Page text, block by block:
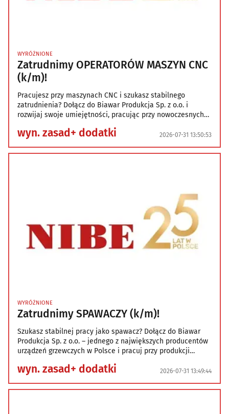
WYRÓŻNIONE
Zatrudnimy OPERATORÓW MASZYN CNC
(k/m)!
Pracujesz przy maszynach CNC i szukasz stabilnego
zatrudnienia? Dołącz do Biawar Produkcja Sp. z o.o. i
rozwijaj swoje umiejętności, pracując przy nowoczesnych
jeśli: -Posiadasz doświadczenie w obsłudze wykrawarek
-Posługujesz się podstawowymi narzędziami pomiarowymi
wyn. zasad+ dodatki 2026-07-31 13:50:53
WYRÓŻNIONE
Zatrudnimy SPAWACZY (k/m)!
Szukasz stabilnej pracy jako spawacz? Dołącz do Biawar
Produkcja Sp. z o.o. – jednego z największych producentów
urządzeń grzewczych w Polsce i pracuj przy produkcji
w Polsce i za granicą. Zapraszamy do aplikowania, jeśli: -
135 oraz posiadasz już doświadczenie, -Potrafisz ocenić
wyn. zasad+ dodatki 2026-07-31 13:49:44